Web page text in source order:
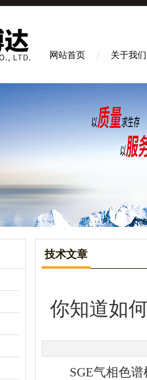
网站首页 关于我们
技术文章
你知道如
SGE气相色谱柱